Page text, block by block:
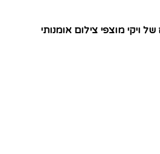
ויקי מוצפי צילום אומנותי